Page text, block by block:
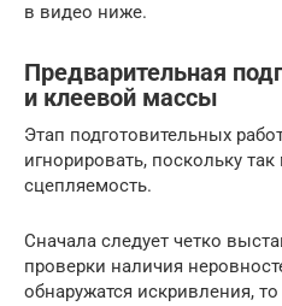
в видео ниже.
Предварительная
и клеевой массы
Этап подготовительных
игнорировать, поскольку
сцепляемость.
Сначала следует четко
проверки наличия
обнаружатся искривления,